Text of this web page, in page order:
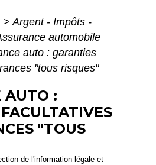
> Argent - Impôts -
automobile
auto : garanties
"tous risques"
AUTO :
"TOUS
de l'information légale et